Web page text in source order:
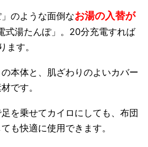
のような面倒なお湯の入替が
式湯たんぽ」。20分充電すれば
ます。
本体と、肌ざわりのよいカバー
です。
を乗せてカイロにしても、布団
も快適に使用できます。